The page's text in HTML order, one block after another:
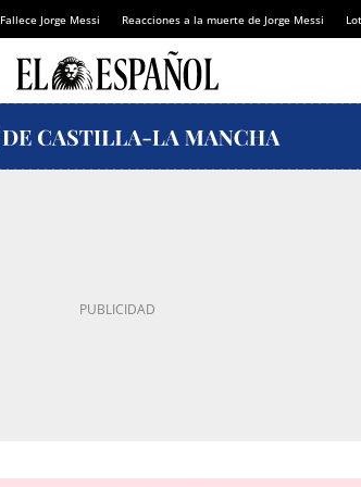
Fallece Jorge Messi Reacciones a la muerte de Jorge Messi